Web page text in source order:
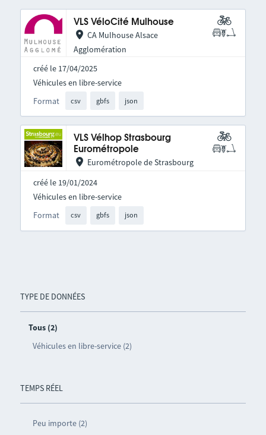
TYPE DE DONNÉES
Tous (2)
Véhicules en libre-service (2)
TEMPS RÉEL
Peu importe (2)
VLS VéloCité Mulhouse
CA Mulhouse Alsace
Agglomération
créé le 17/04/2025
Format csv gbfs json
Véhicules en libre-service
VLS Vélhop Strasbourg
Eurométropole
Eurométropole de Strasbourg
créé le 19/01/2024
Format csv gbfs json
Véhicules en libre-service